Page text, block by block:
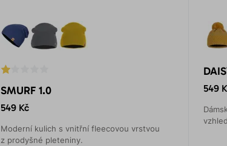
SMURF 1.0
549 Kč
Moderní kulich s vnitřní fleecovou vrstvou
z prodyšné pleteniny.
549